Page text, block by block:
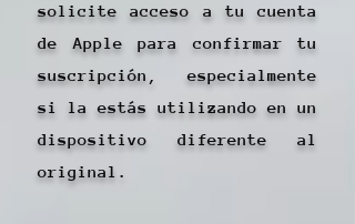
solicite acceso a tu cuenta
de Apple para confirmar tu
suscripción, especialmente
si la estás utilizando en un
dispositivo diferente al
original.